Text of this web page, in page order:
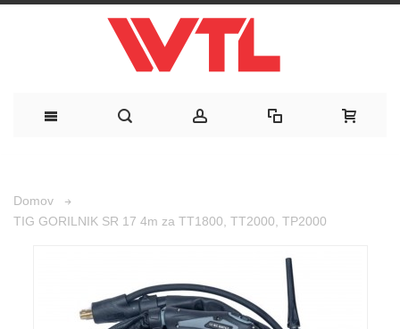
Domov
TIG GORILNIK SR 17 4m za TT1800, TT2000, TP2000